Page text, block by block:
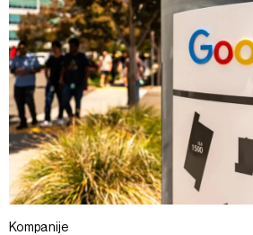
Kompanije